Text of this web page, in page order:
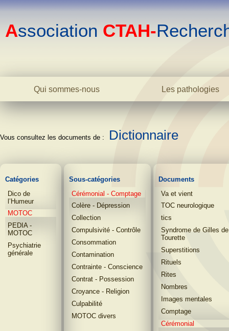
Association CTAH-
Qui sommes-nous Les pathologies
La cyclothymie
L'anxiété
L'addiction
Dictionnaire
Dictionnaire
Catégories
Dico de
l’Humeur
MOTOC
PEDIA -
MOTOC
Psychiatrie
générale
Sous-catégories
Cérémonial - Comptage
Colère - Dépression
Collection
Compulsivité - Contrôle
Consommation
Contamination
Contrainte - Conscience
Contrat - Possession
Croyance - Religion
Culpabilité
MOTOC divers
Documents
Va et vient
TOC neurologique
tics
Syndrome de Gilles
Tourette
Superstitions
Rituels
Rites
Nombres
Images mentales
Comptage
Cérémonial